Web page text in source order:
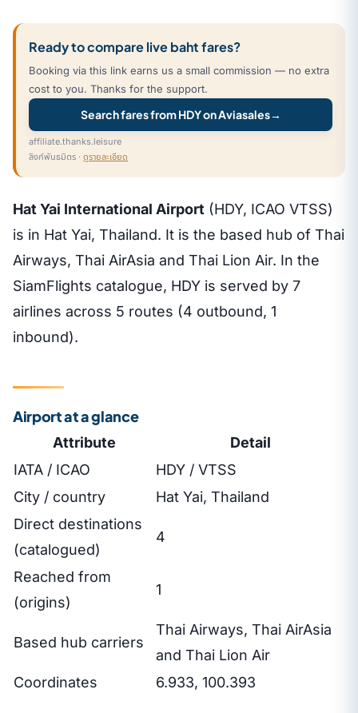
Ready to compare live baht fares?
Booking via this link earns us a small commission — no extra
cost to you. Thanks for the support.
Search fares from HDY on Aviasales→
affiliate.thanks.leisure
ลิงก์พันธมิตร · ดูรายละเอียด
Hat Yai International Airport (HDY, ICAO VTSS)
is in Hat Yai, Thailand. It is the based hub of Thai
Airways, Thai AirAsia and Thai Lion Air. In the
SiamFlights catalogue, HDY is served by 7
airlines across 5 routes (4 outbound, 1
inbound).
Airport at a glance
Attribute
Detail
IATA / ICAO
HDY / VTSS
City / country
Hat Yai, Thailand
Direct destinations
(catalogued)
4
Reached from
(origins)
1
Based hub carriers
Thai Airways, Thai AirAsia
and Thai Lion Air
Coordinates
6.933, 100.393